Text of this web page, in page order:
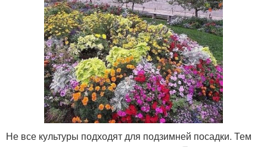
Не все культуры подходят для подзимней посадки. Тем